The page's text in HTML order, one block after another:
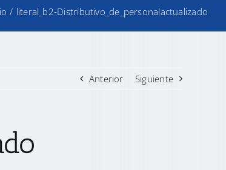
/ literal_b2-Distributivo_de_personalactualizado
Anterior Siguiente